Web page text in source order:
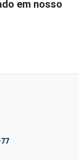
em nosso